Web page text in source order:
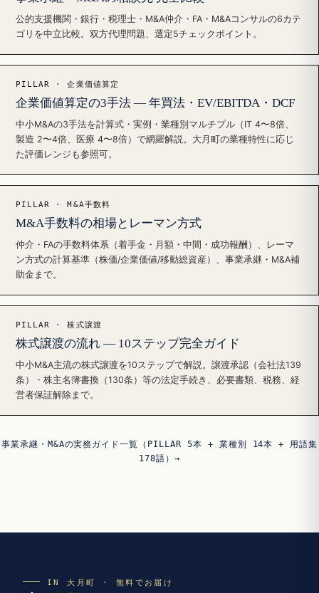
公的支援機関・銀行・税理士・M&A仲介・FA・M&Aコンサルの6カテ
ゴリを中立比較。双方代理問題、選定5チェックポイント。
PILLAR · 企業価値算定
企業価値算定の3手法 — 年買法・EV/EBITDA・DCF
中小M&Aの3手法を計算式・実例・業種別マルチプル（IT 4〜8倍、
製造 2〜4倍、医療 4〜8倍）で網羅解説。大月町の業種特性に応じ
た評価レンジも参照可。
PILLAR · M&A手数料
M&A手数料の相場とレーマン方式
仲介・FAの手数料体系（着手金・月額・中間・成功報酬）、レーマ
ン方式の計算基準（株価/企業価値/移動総資産）、事業承継・M&A補
助金まで。
PILLAR · 株式譲渡
株式譲渡の流れ — 10ステップ完全ガイド
中小M&A主流の株式譲渡を10ステップで解説。譲渡承認（会社法139
条）・株主名簿書換（130条）等の法定手続き、必要書類、税務、経
営者保証解除まで。
事業承継・M&Aの実務ガイド一覧（PILLAR 5本 + 業種別 14本 + 用語集
178語）→
IN 大月町 · 無料でお届け